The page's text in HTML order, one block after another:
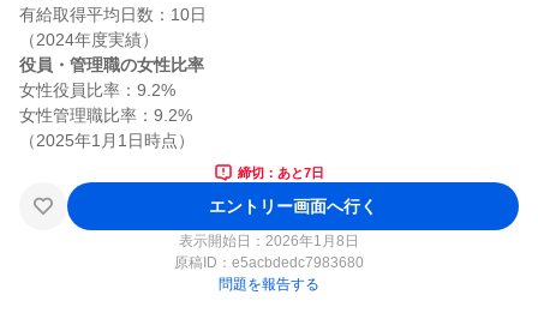
有給取得平均日数：10日
役員・管理職の女性比率
女性役員比率：9.2%
女性管理職比率：9.2%
締切：あと7日
エントリー画面へ行く
表示開始日：2026年1月8日
原稿ID： e5acbdedc7983680
問題を報告する